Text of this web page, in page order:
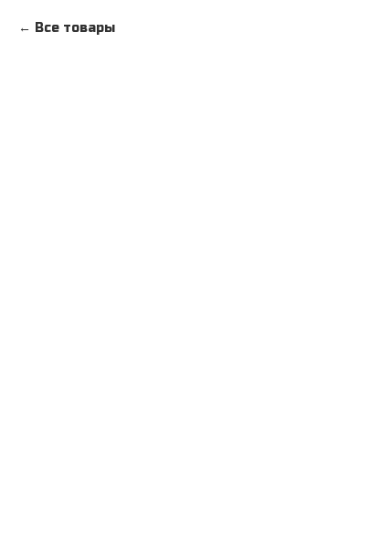
Все товары